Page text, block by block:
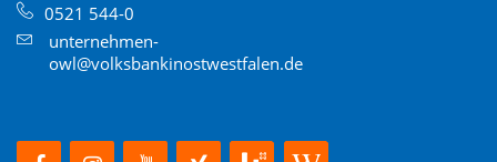
0521 544-0
unternehmen-
owl@volksbankinostwestfalen.de